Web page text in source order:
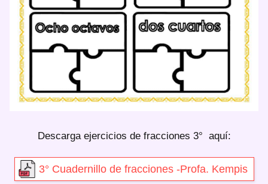
Descarga ejercicios de fracciones 3° aquí:
3° Cuadernillo de fracciones -Profa. Kempis